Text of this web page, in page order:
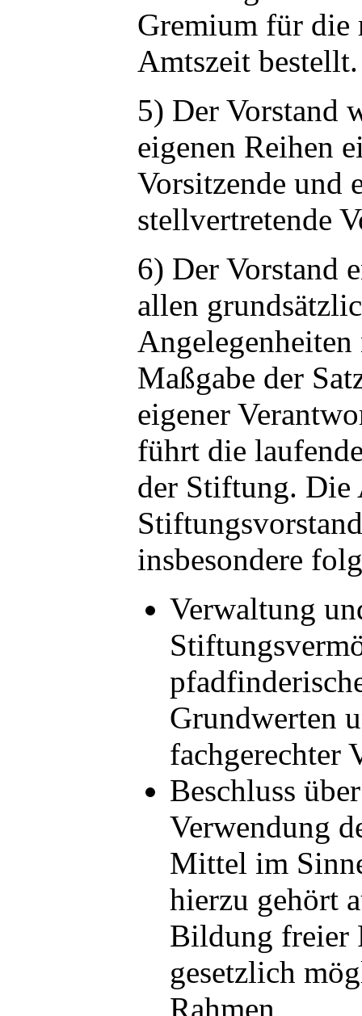
Gremium für die
Amtszeit bestellt.
5) Der Vorstand
eigenen Reihen
Vorsitzende und
stellvertretende
6) Der Vorstand
allen
Angelegenheiten
Maßgabe der
eigener
führt die
der Stiftung. Die
insbesondere
Verwaltung
Grundwerten
fachgerechter
Beschluss
Verwendung
Mittel im
hierzu gehört
Bildung freier
gesetzlich
Rahmen